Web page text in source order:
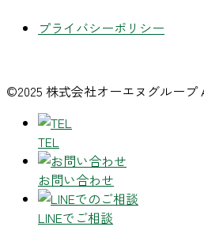
プライバシーポリシー
©2025 株式会社オーエヌグループ
TEL
お問い合わせ
LINEでご相談